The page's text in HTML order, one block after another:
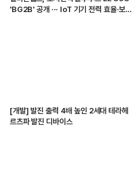
'BG2B' 공개 ··· IoT 기기 전력 효율·보안
[개발] 발진 출력 4배 높인 2세대 테라헤
르츠파 발진 디바이스